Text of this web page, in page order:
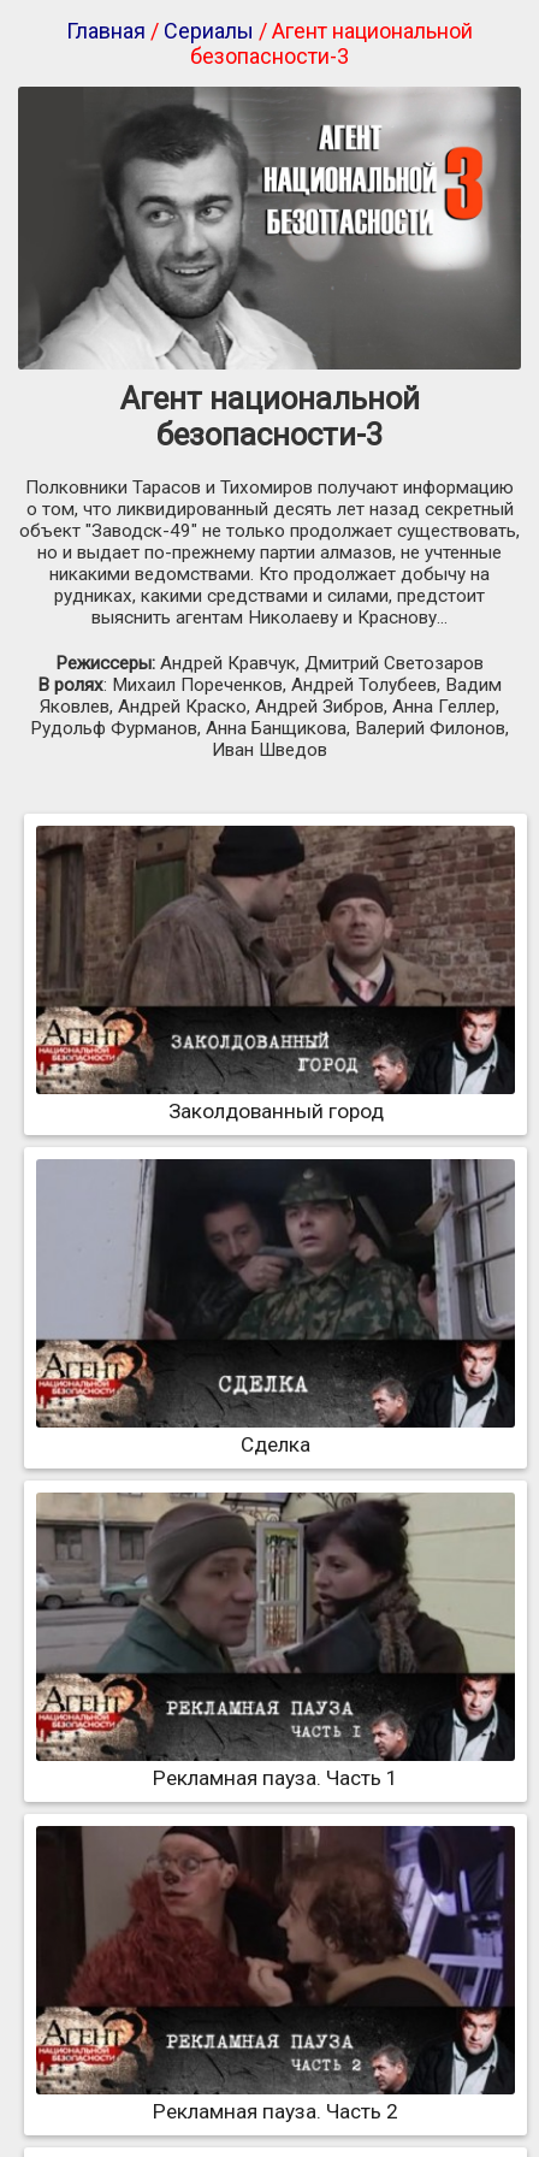
Главная / Сериалы / Агент национальной
безопасности-3
Агент национальной
безопасности-3
Полковники Тарасов и Тихомиров получают информацию
о том, что ликвидированный десять лет назад секретный
объект "Заводск-49" не только продолжает существовать,
но и выдает по-прежнему партии алмазов, не учтенные
никакими ведомствами. Кто продолжает добычу на
рудниках, какими средствами и силами, предстоит
выяснить агентам Николаеву и Краснову…
Режиссеры: Андрей Кравчук, Дмитрий Светозаров
В ролях: Михаил Пореченков, Андрей Толубеев, Вадим
Яковлев, Андрей Краско, Андрей Зибров, Анна Геллер,
Рудольф Фурманов, Анна Банщикова, Валерий Филонов,
Иван Шведов
Заколдованный город
Сделка
Рекламная пауза. Часть 1
Рекламная пауза. Часть 2